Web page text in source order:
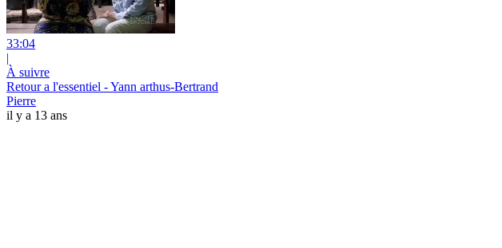
33:04
|
À suivre
Retour a l'essentiel - Yann arthus-Bertrand
Pierre
il y a 13 ans